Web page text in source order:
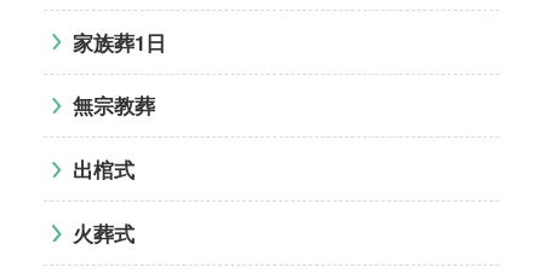
家族葬1日
無宗教葬
出棺式
火葬式